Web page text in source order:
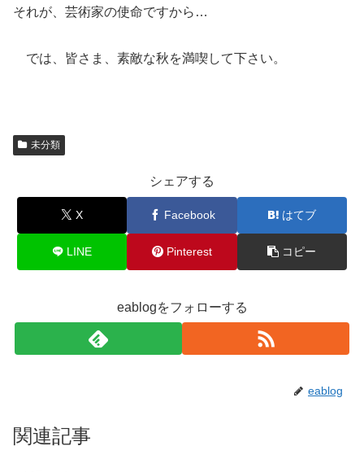
それが、芸術家の使命ですから…
では、皆さま、素敵な秋を満喫して下さい。
未分類
シェアする
X Facebook はてブ
LINE Pinterest コピー
eablogをフォローする
eablog
関連記事